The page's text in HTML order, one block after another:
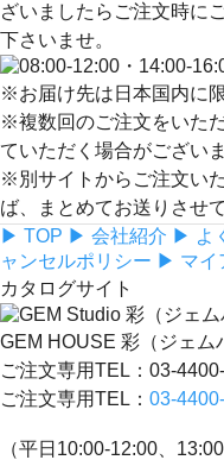
ざいましたらご注文時に
下さいませ。
※お届け先は日本国内に
※複数回のご注文をいた
ていただく場合がござい
※別サイトからご注文い
ば、まとめてお送りさせ
▶ TOP ▶ 会社紹介 ▶ よ
ャンセルポリシー ▶ マイ
カタログサイト
GEM HOUSE 彩（ジェム
ご注文専用TEL：03-
ご注文専用TEL： 03-
（平日10:00-12:00、